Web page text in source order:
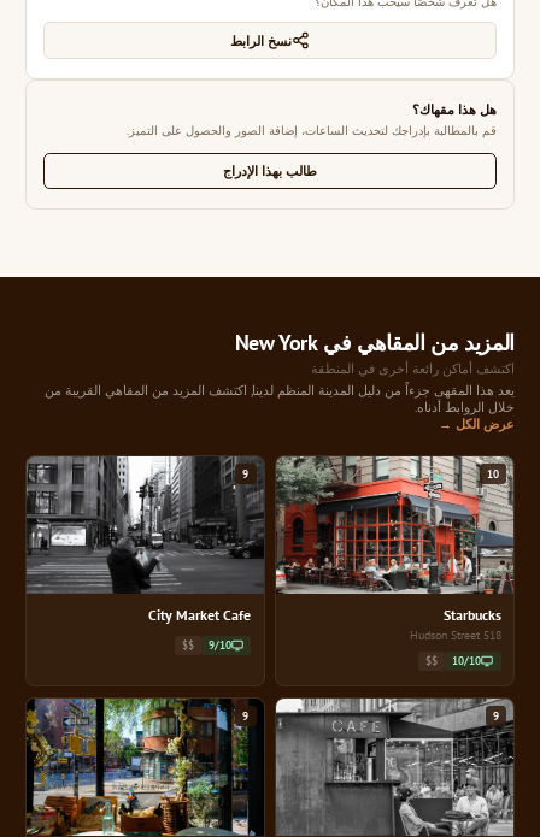
نسخ الرابط
هل هذا مقهاك؟
قم بالمطالبة بإدراجك لتحديث الساعات، إضافة الصور والحصول على التميز.
طالب بهذا الإدراج
المزيد من المقاهي في New York
اكتشف أماكن رائعة أخرى في المنطقة
يعد هذا المقهى جزءاً من دليل المدينة المنظم لدينا, اكتشف المزيد من المقاهي القريبة من
خلال الروابط أدناه.
عرض الكل →
10
Starbucks
518 Hudson Street
10/10
$$
9
City Market Cafe
9/10
$$
9
9